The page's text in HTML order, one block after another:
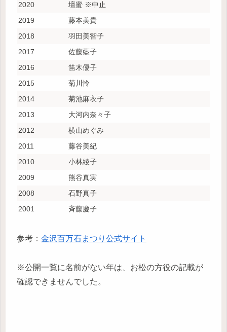
2020
壇蜜 ※中止
2019
藤本美貴
2018
羽田美智子
2017
佐藤藍子
2016
笛木優子
2015
菊川怜
2014
菊池麻衣子
2013
大河内奈々子
2012
横山めぐみ
2011
藤谷美紀
2010
小林綾子
2009
熊谷真実
2008
石野真子
2001
斉藤慶子
参考： 金沢百万石まつり公式サイト
※公開一覧に名前がない年は、お松の方役の記載が
確認できませんでした。